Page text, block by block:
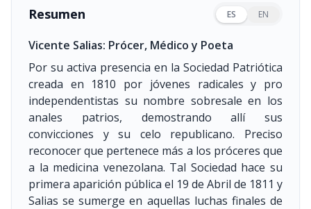
Resumen ES EN
Vicente Salias: Prócer, Médico y Poeta
Por su activa presencia en la Sociedad Patriótica
creada en 1810 por jóvenes radicales y pro
independentistas su nombre sobresale en los
anales patrios, demostrando allí sus
convicciones y su celo republicano. Preciso
reconocer que pertenece más a los próceres que
a la medicina venezolana. Tal Sociedad hace su
primera aparición pública el 19 de Abril de 1811 y
Salias se sumerge en aquellas luchas finales de